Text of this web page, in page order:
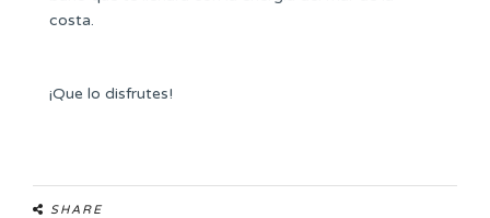
costa.
¡Que lo disfrutes!
SHARE